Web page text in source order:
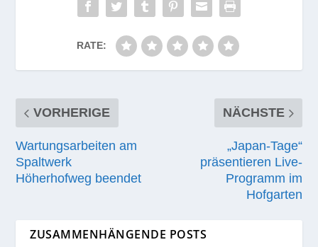
RATE:
VORHERIGE
Wartungsarbeiten am
Spaltwerk
Höherhofweg beendet
NÄCHSTE
„Japan-Tage“
präsentieren Live-
Programm im
Hofgarten
ZUSAMMENHÄNGENDE POSTS